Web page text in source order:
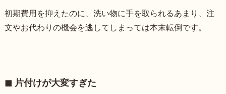
初期費用を抑えたのに、洗い物に手を取られるあまり、注
文やお代わりの機会を逃してしまっては本末転倒です。
◼︎ 片付けが大変すぎた